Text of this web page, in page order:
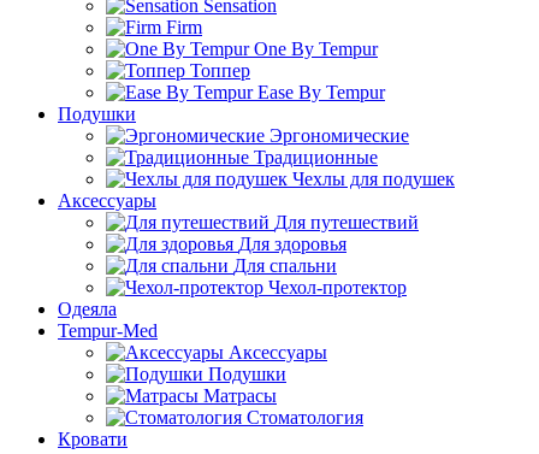
Sensation
Firm
One By Tempur
Топпер
Ease By Tempur
Подушки
Эргономические
Традиционные
Чехлы для подушек
Аксессуары
Для путешествий
Для здоровья
Для спальни
Чехол-протектор
Одеяла
Tempur-Med
Аксессуары
Подушки
Матрасы
Стоматология
Кровати